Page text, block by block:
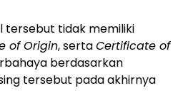
tersebut tidak memiliki
of Origin, sertaCertificate of
berdasarkan
tersebut pada akhirnya